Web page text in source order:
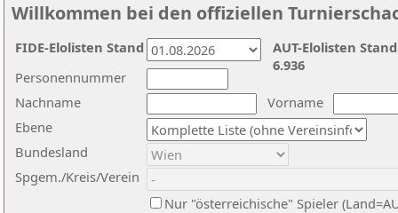
Willkommen bei den offiziellen
Nachname
Vorname
Ebene
Personennummer
Bundesland
Spgem./Kreis/Verein
Nur "österreichische" Spieler
AUT-Elolisten
6.936
FIDE-Elolisten Stand